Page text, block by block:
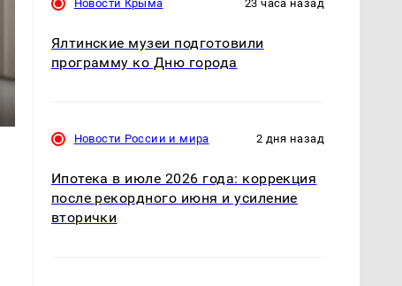
Новости Крыма 23 часа назад
Ялтинские музеи подготовили
программу ко Дню города
Новости России и мира 2 дня назад
Ипотека в июле 2026 года: коррекция
после рекордного июня и усиление
вторички